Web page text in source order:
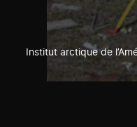
Institut arctique de